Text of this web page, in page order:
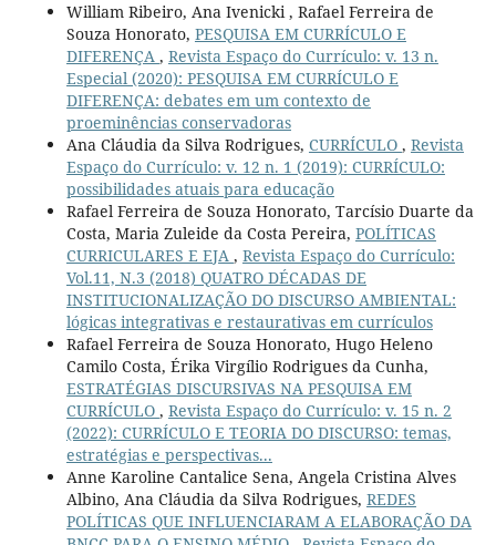
William Ribeiro, Ana Ivenicki , Rafael Ferreira de
Souza Honorato, PESQUISA EM CURRÍCULO E
DIFERENÇA , Revista Espaço do Currículo: v. 13 n.
Especial (2020): PESQUISA EM CURRÍCULO E
DIFERENÇA: debates em um contexto de
proeminências conservadoras
Ana Cláudia da Silva Rodrigues, CURRÍCULO , Revista
Espaço do Currículo: v. 12 n. 1 (2019): CURRÍCULO:
possibilidades atuais para educação
Rafael Ferreira de Souza Honorato, Tarcísio Duarte da
Costa, Maria Zuleide da Costa Pereira, POLÍTICAS
CURRICULARES E EJA , Revista Espaço do Currículo:
Vol.11, N.3 (2018) QUATRO DÉCADAS DE
INSTITUCIONALIZAÇÃO DO DISCURSO AMBIENTAL:
lógicas integrativas e restaurativas em currículos
Rafael Ferreira de Souza Honorato, Hugo Heleno
Camilo Costa, Érika Virgílio Rodrigues da Cunha,
ESTRATÉGIAS DISCURSIVAS NA PESQUISA EM
CURRÍCULO , Revista Espaço do Currículo: v. 15 n. 2
(2022): CURRÍCULO E TEORIA DO DISCURSO: temas,
estratégias e perspectivas...
Anne Karoline Cantalice Sena, Angela Cristina Alves
Albino, Ana Cláudia da Silva Rodrigues, REDES
POLÍTICAS QUE INFLUENCIARAM A ELABORAÇÃO DA